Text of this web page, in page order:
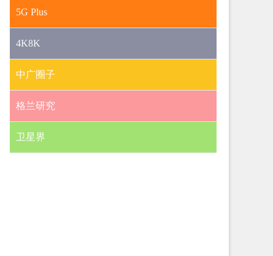
5G Plus
4K8K
中广圈子
格兰研究
卫星界